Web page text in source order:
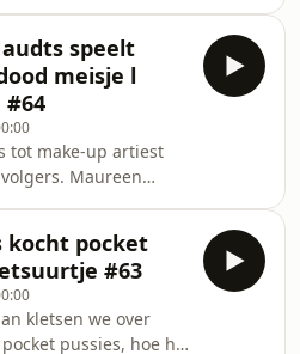
het single leven.
en uiteindelijk zijn
Over zijn korte
periode als
Over zijn liefde
prostaat. Over
en veel meer.
speelt
meisje l
tot make-up artiest
Maureen
hoe ze zichzelf
en lijken, en
bepaald moment
zoeken met de
kocht pocket
#63
kletsen we over
pussies, hoe hij